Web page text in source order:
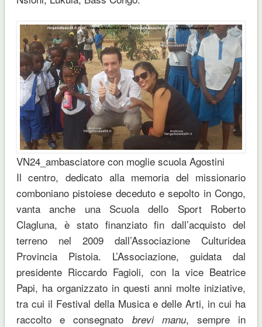
VN24_ambasciatore con moglie scuola Agostini
Il centro, dedicato alla memoria del missionario
comboniano pistoiese deceduto e sepolto in Congo,
vanta anche una Scuola dello Sport Roberto
Clagluna, è stato finanziato fin dall’acquisto del
terreno nel 2009 dall’Associazione Culturidea
Provincia Pistoia. L’Associazione, guidata dal
presidente Riccardo Fagioli, con la vice Beatrice
Papi, ha organizzato in questi anni molte iniziative,
tra cui il Festival della Musica e delle Arti, in cui ha
raccolto e consegnato brevi manu, sempre in